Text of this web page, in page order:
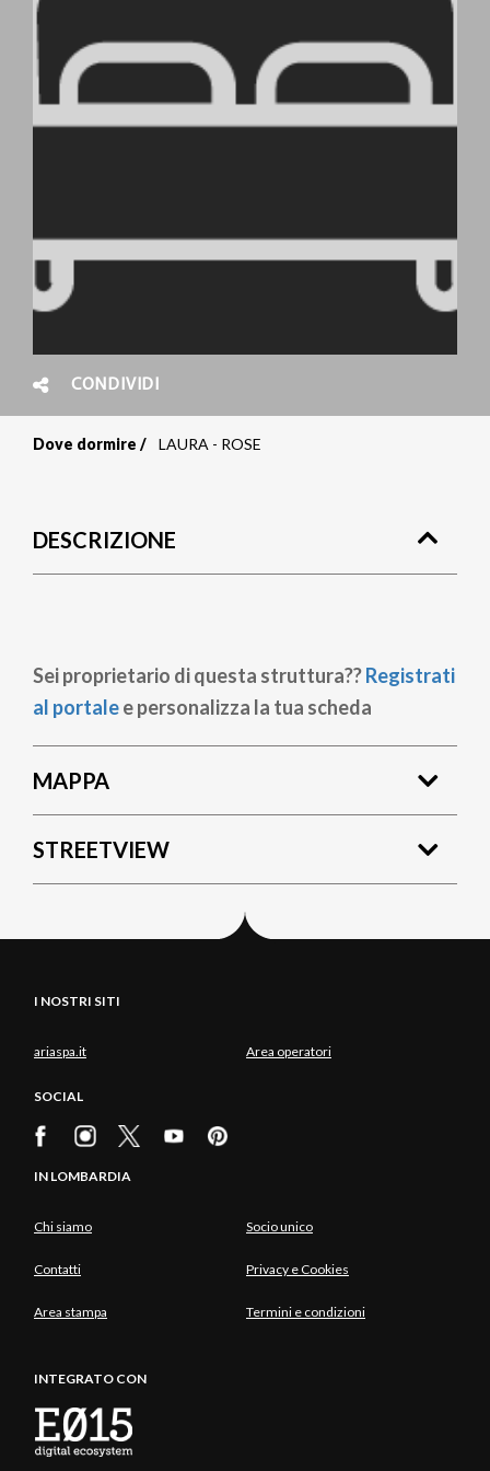
CONDIVIDI
pane
Dove dormire LAURA - ROSE
DESCRIZIONE
Sei proprietario di questa struttura??Registrati
al portalee personalizza la tua scheda
MAPPA
STREETVIEW
I NOSTRI SITI
ariaspa.it Area operatori
SOCIAL
IN LOMBARDIA
Chi siamo Socio unico
Contatti Privacy e Cookies
Area stampa Termini e condizioni
INTEGRATO CON